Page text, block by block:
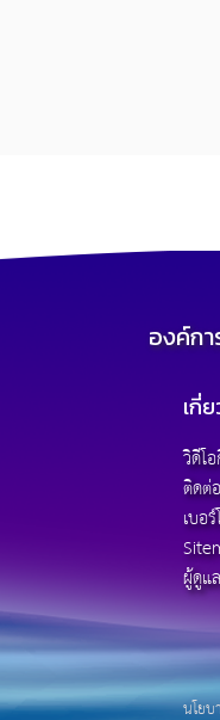
องค์ก
เกี่
วิดีโ
ติดต่
เบอ
ผู้ดูแ
นโย